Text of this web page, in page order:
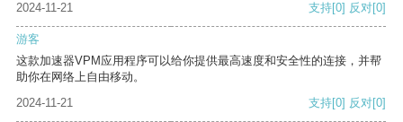
2024-11-21 支持[0] 反对[0]
游客
这款加速器VPM应用程序可以给你提供最高速度和安全性的连接，并帮
助你在网络上自由移动。
2024-11-21
支持[0] 反对[0]